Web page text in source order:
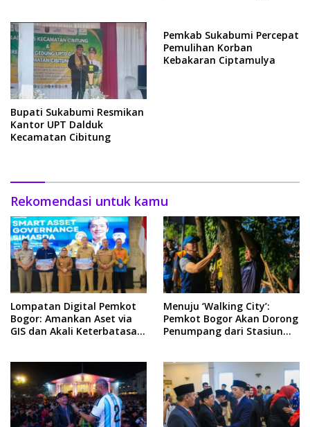
Bupati Sukabumi Resmikan
Kantor UPT Dalduk
Kecamatan Cibitung
Pemkab Sukabumi Percepat
Pemulihan Korban
Kebakaran Ciptamulya
Rekomendasi untuk kamu
Lompatan Digital Pemkot
Bogor: Amankan Aset via
GIS dan Akali Keterbatasan
Menuju ‘Walking City’:
Pemkot Bogor Akan Dorong
Penumpang dari Stasiun